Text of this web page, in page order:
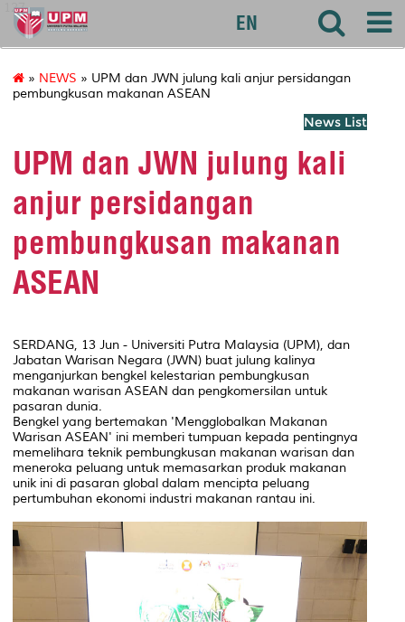
127
EN
» NEWS » UPM dan JWN julung kali anjur persidangan
pembungkusan makanan ASEAN
News List
UPM dan JWN julung kali
anjur persidangan
pembungkusan makanan
ASEAN
SERDANG, 13 Jun - Universiti Putra Malaysia (UPM), dan
Jabatan Warisan Negara (JWN) buat julung kalinya
menganjurkan bengkel kelestarian pembungkusan
makanan warisan ASEAN dan pengkomersilan untuk
pasaran dunia.
Bengkel yang bertemakan 'Mengglobalkan Makanan
Warisan ASEAN' ini memberi tumpuan kepada pentingnya
memelihara teknik pembungkusan makanan warisan dan
meneroka peluang untuk memasarkan produk makanan
unik ini di pasaran global dalam mencipta peluang
pertumbuhan ekonomi industri makanan rantau ini.